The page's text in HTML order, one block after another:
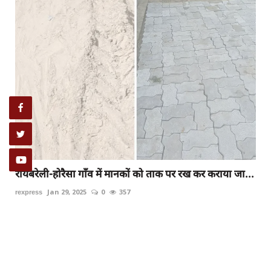
रायबरेली-होरैसा गाँव में मानकों को ताक पर रख कर कराया जा...
rexpress Jan 29, 2025 0 357